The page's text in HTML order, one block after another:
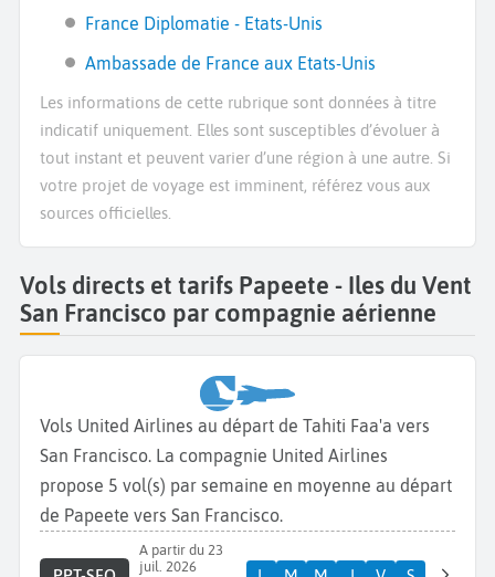
France Diplomatie - Etats-Unis
Ambassade de France aux Etats-Unis
Les informations de cette rubrique sont données à titre
indicatif uniquement. Elles sont susceptibles d’évoluer à
tout instant et peuvent varier d’une région à une autre. Si
votre projet de voyage est imminent, référez vous aux
sources officielles.
Vols directs et tarifs Papeete - Iles du Vent
San Francisco par compagnie aérienne
Vols United Airlines au départ de Tahiti Faa'a vers
San Francisco. La compagnie United Airlines
propose 5 vol(s) par semaine en moyenne au départ
de Papeete vers San Francisco.
A partir du 23
juil. 2026